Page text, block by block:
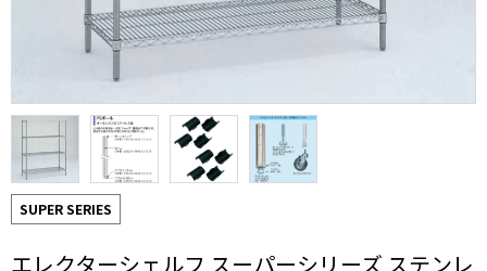
SUPER SERIES
エレクターシェルフ スーパーシリーズ ステンレ